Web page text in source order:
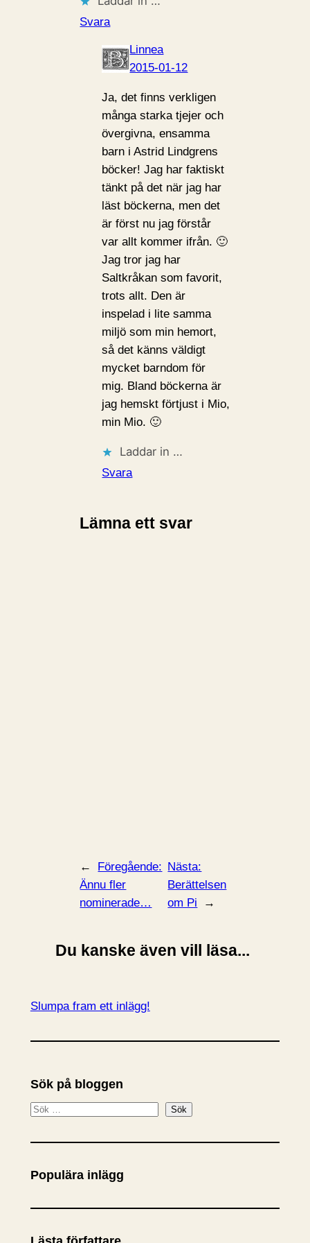
Svara
Linnea
2015-01-12
Ja, det finns verkligen
många starka tjejer och
övergivna, ensamma
barn i Astrid Lindgrens
böcker! Jag har faktiskt
tänkt på det när jag har
läst böckerna, men det
är först nu jag förstår
var allt kommer ifrån. 🙂
Jag tror jag har
Saltkråkan som favorit,
trots allt. Den är
inspelad i lite samma
miljö som min hemort,
så det känns väldigt
mycket barndom för
mig. Bland böckerna är
jag hemskt förtjust i Mio,
min Mio. 🙂
Laddar in …
Svara
Lämna ett svar
←
Föregående:
Ännu fler
nominerade…
Nästa:
Berättelsen
om Pi
→
Du kanske även vill läsa...
Slumpa fram ett inlägg!
Sök på bloggen
S
k
Sök
Populära inlägg